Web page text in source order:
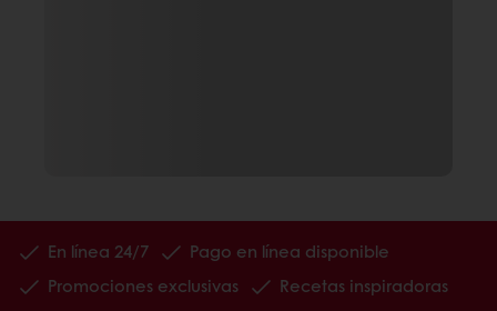
En línea 24/7
Pago en línea disponible
Promociones exclusivas
Recetas inspiradoras